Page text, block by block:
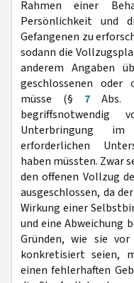
Rahmen einer
Persönlichkeit und
Gefangenen zu
sodann die
anderem Angaben
geschlossenen oder
müsse (§ 7 Abs.
Unterbringung
erforderlichen
haben müssten. Zwar
den offenen Vollzug
ausgeschlossen, da
Wirkung einer
und eine Abweichung
Gründen, wie sie
konkretisiert seien,
einen fehlerhaften